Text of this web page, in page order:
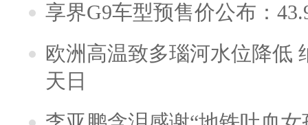
享界G9车型预售价公布：
欧洲高温致多瑙河水位降低
天日